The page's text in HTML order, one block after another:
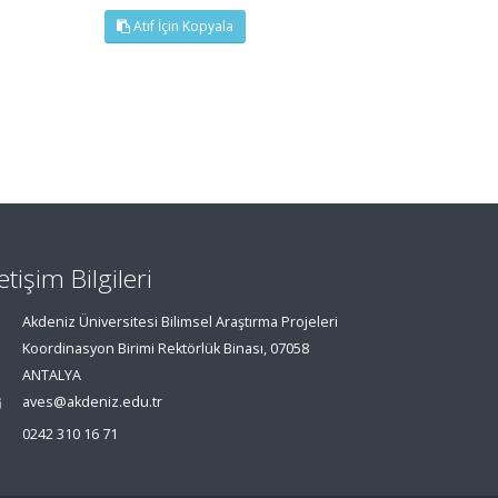
Atıf İçin Kopyala
Bilgileri
Akdeniz Üniversitesi Bilimsel Araştırma Projeleri
Koordinasyon Birimi Rektörlük Binası, 07058
ANTALYA
aves@akdeniz.edu.tr
0242 310 16 71